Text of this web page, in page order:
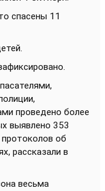
спасены 11
проведено более
выявлено 353
об
рассказали в
весьма